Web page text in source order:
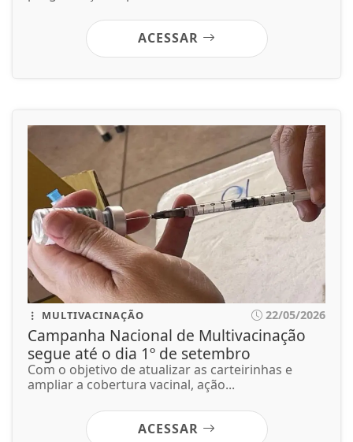
ACESSAR
MULTIVACINAÇÃO 22/05/2026
Campanha Nacional de Multivacinação
segue até o dia 1º de setembro
Com o objetivo de atualizar as carteirinhas e
ampliar a cobertura vacinal, ação...
ACESSAR